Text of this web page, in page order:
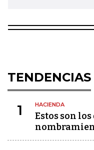
TENDENCIAS
1 HACIENDA
Estos son